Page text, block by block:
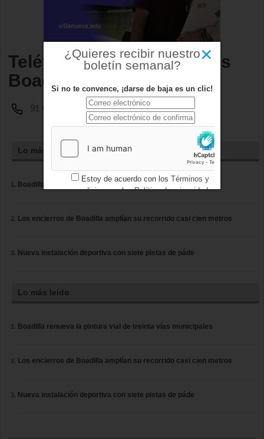
Teléfono Autobuses Viajes
Boadilla
91 633 13 00
Lo más leído
Boadilla renueva la pintura vial de treinta vías municipales
Los encierros de Boadilla amplían su recorrido casi cien metros
Nueva instalación deportiva con siete pistas de páde
Lo más leído
Boadilla renueva la pintura vial de treinta vías municipales
Los encierros de Boadilla amplían su recorrido casi cien metros
Nueva instalación deportiva con siete pistas de páde
×
¿Quieres recibir nuestro
boletín semanal?
Si no te convence, ¡darse de baja es un clic!
Estoy de acuerdo con los Términos y
condicionesy losPolítica de privacidad